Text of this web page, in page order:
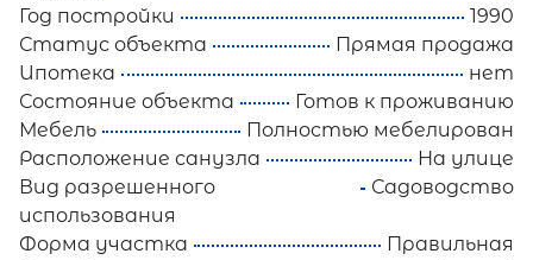
Год постройки
1990
Статус объекта
Прямая продажа
Ипотека
нет
Состояние объекта
Готов к проживанию
Мебель
Полностью мебелирован
Расположение санузла
На улице
Вид разрешенного
использования
Садоводство
Форма участка
Правильная